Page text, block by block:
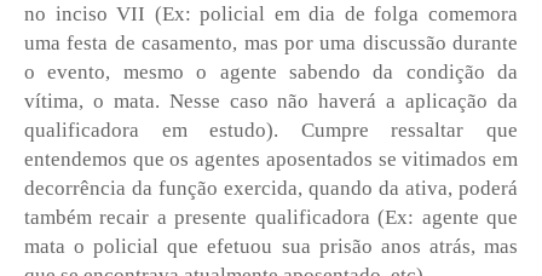
no inciso VII (Ex: policial em dia de folga comemora
uma festa de casamento, mas por uma discussão durante
o evento, mesmo o agente sabendo da condição da
vítima, o mata. Nesse caso não haverá a aplicação da
qualificadora em estudo). Cumpre ressaltar que
entendemos que os agentes aposentados se vitimados em
decorrência da função exercida, quando da ativa, poderá
também recair a presente qualificadora (Ex: agente que
mata o policial que efetuou sua prisão anos atrás, mas